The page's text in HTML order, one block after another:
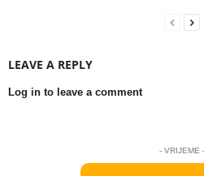
LEAVE A REPLY
Log in to leave a comment
- VRIJEME -